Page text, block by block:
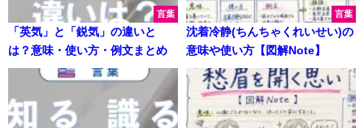
言葉
「英気」と「鋭気」の違いと
は？意味・使い方・例文まとめ
言葉
沈着冷静(ちんちゃくれいせい)の
意味や使い方【図解Note】